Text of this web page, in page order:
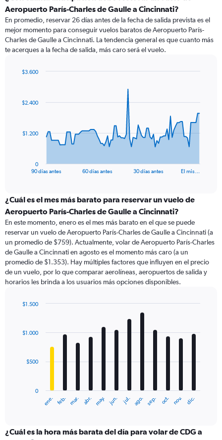
Aeropuerto París-Charles de Gaulle a Cincinnati?
En promedio, reservar 26 días antes de la fecha de salida prevista es el
mejor momento para conseguir vuelos baratos de Aeropuerto París-
Charles de Gaulle a Cincinnati. La tendencia general es que cuanto más
te acerques a la fecha de salida, más caro será el vuelo.
data
The
categories.
Range:
91
categories.
The
chart
has
1
Y
axis
values.
to
90 días antes 60 días antes 30 días antes El mis…
0
$1.200
$2.400
$3.600
¿Cuál es el mes más barato para reservar un vuelo de
Aeropuerto París-Charles de Gaulle a Cincinnati?
En este momento, enero es el mes más barato en el que se puede
reservar un vuelo de Aeropuerto París-Charles de Gaulle a Cincinnati (a
un promedio de $759). Actualmente, volar de Aeropuerto París-Charles
de Gaulle a Cincinnati en agosto es el momento más caro (a un
promedio de $1.353). Hay múltiples factores que influyen en el precio
de un vuelo, por lo que comparar aerolíneas, aeropuertos de salida y
horarios les brinda a los usuarios más opciones disponibles.
with
12
The
categories.
ene. feb. mar. abr. may. jun. jul. ago. sep. oct. nov. dic.
0
$500
$1.000
$1.500
¿Cuál es la hora más barata del día para volar de CDG a